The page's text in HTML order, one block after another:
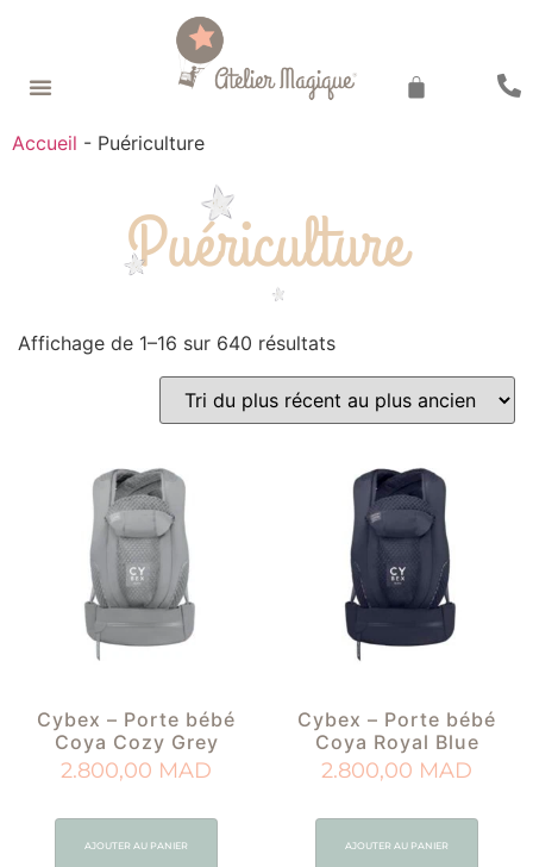
Accueil - Puériculture
Puériculture
Affichage de 1–16 sur 640 résultats
Cybex – Porte bébé
Coya Cozy Grey
2.800,00 MAD
AJOUTER AU PANIER
Cybex – Porte bébé
Coya Royal Blue
2.800,00 MAD
AJOUTER AU PANIER